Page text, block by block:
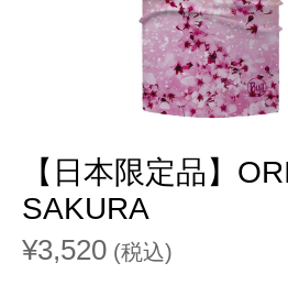
【日本限定品】
SAKURA
¥3,520 (税込)